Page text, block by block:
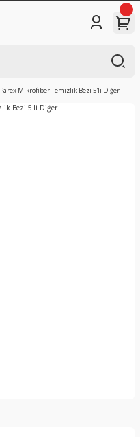
Parex Mikrofiber Temizlik Bezi 5'li Diğer